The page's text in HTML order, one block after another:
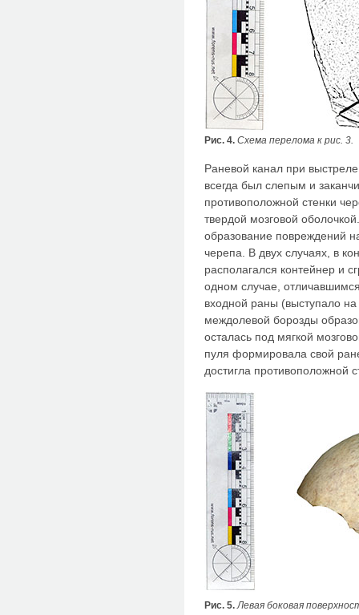
Рис. 4. Схема перелома к рис. 3.
Раневой канал при
всегда был слепым и
противоположной стенки
твердой мозговой
образование повреждений
черепа. В двух случаях, в
располагался контейнер и
одном случае,
входной раны (выступало
междолевой борозды
осталась под мягкой
пуля формировала свой
достигла противоположной
Рис. 5. Левая боковая